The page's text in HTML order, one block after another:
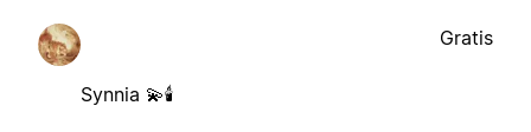
Synnia 💫🕯️
Gratis